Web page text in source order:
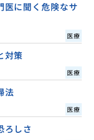
医に聞く危険なサ
医療
対策
医療
法
医療
ろしさ